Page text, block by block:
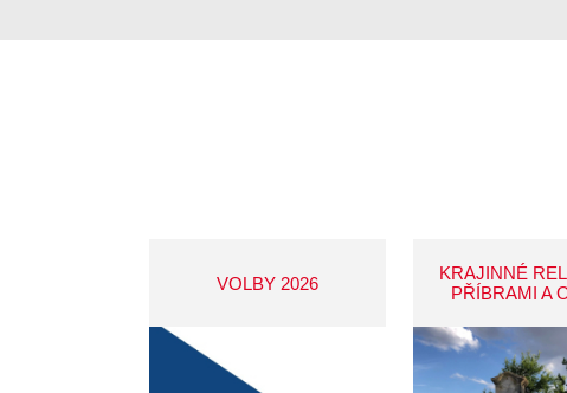
VOLBY 2026
KRAJINNÉ
PŘÍBRAMI A